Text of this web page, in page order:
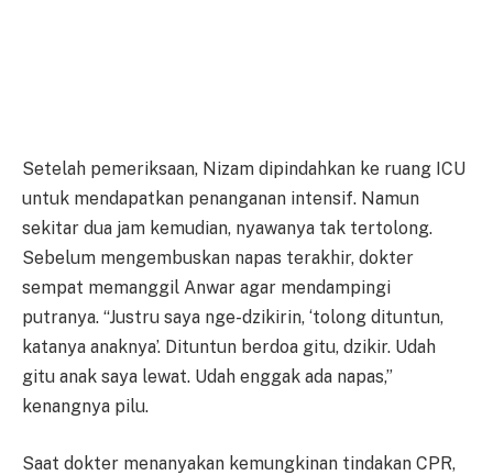
Setelah pemeriksaan, Nizam dipindahkan ke ruang ICU
untuk mendapatkan penanganan intensif. Namun
sekitar dua jam kemudian, nyawanya tak tertolong.
Sebelum mengembuskan napas terakhir, dokter
sempat memanggil Anwar agar mendampingi
putranya. “Justru saya nge-dzikirin, ‘tolong dituntun,
katanya anaknya’. Dituntun berdoa gitu, dzikir. Udah
gitu anak saya lewat. Udah enggak ada napas,”
kenangnya pilu.
Saat dokter menanyakan kemungkinan tindakan CPR,